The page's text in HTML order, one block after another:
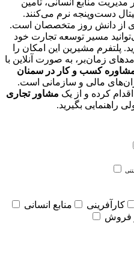
منابع انسانی، تامین
دست‌وپنجه نرم می‌کنند.
از دانش روز متخصصان است.
مسیر توسعه تجارت خود
پلتفرم مشیرین این امکان را
زمان‌بر، به صورت آنلاین با
کسب و کار در سمنان
مالی و سازمانی است.
کرده و از یک مشاور تجاری
راهنمایی بگیرید.
کارآفرینی
منابع انسانی
و فروش